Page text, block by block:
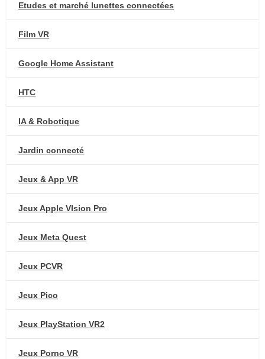
Etudes et marché lunettes connectées
Film VR
Google Home Assistant
HTC
IA & Robotique
Jardin connecté
Jeux & App VR
Jeux Apple VIsion Pro
Jeux Meta Quest
Jeux PCVR
Jeux Pico
Jeux PlayStation VR2
Jeux Porno VR